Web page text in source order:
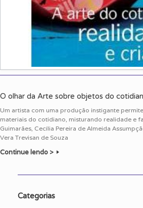
O olhar da Arte sobre objetos do
Um artista com uma produção instigante
materiais do cotidiano, misturando realidade e
Guimarães, Cecília Pereira de Almeida
Vera Trevisan de Souza
Continue lendo >
Categorias